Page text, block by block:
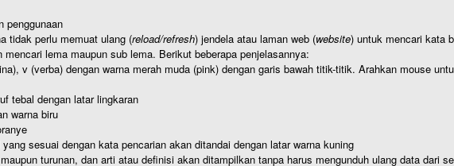
penggunaan
tidak perlu memuat ulang (reload/refresh) jendela atau laman web (website) untuk mencari kata
lema maupun sub lema. Berikut beberapa penjelasannya:
v (verba) dengan warna merah muda (pink) dengan garis bawah titik-titik. Arahkan mouse
tebal dengan latar lingkaran
warna biru
sesuai dengan kata pencarian akan ditandai dengan latar warna kuning
turunan, dan arti atau definisi akan ditampilkan tanpa harus mengunduh ulang data dari